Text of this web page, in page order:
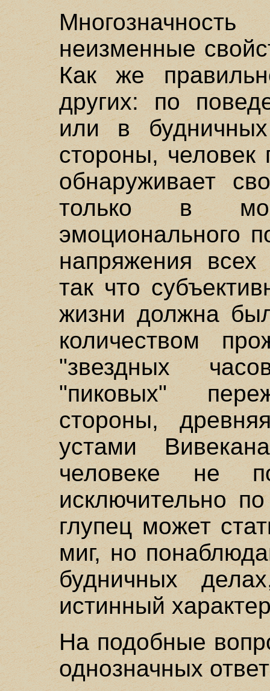
неизменные
Как же
других: по
или в
стороны,
обнаруживает
только в
эмоционального
напряжения
так что
жизни должна
количеством
"звездных
"пиковых"
стороны,
устами
человеке не
исключительно
глупец может
миг, но
будничных
истинный
На подобные
однозначных